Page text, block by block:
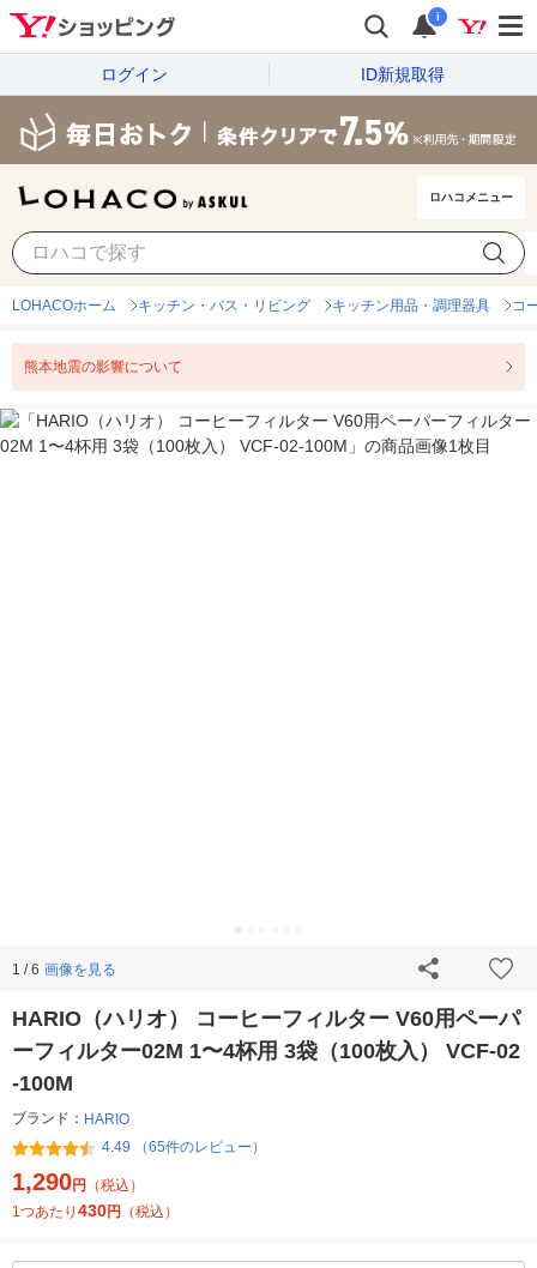
i
ログイン ID新規取得
ロハコメニュー
LOHACOホーム キッチン・バス・リビング キッチン用品・調理器具 コ
熊本地震の影響について
1 / 6 画像を見る
HARIO（ハリオ） コーヒーフィルター V60用ペーパ
ーフィルター02M 1〜4杯用 3袋（100枚入） VCF-02
-100M
ブランド： HARIO
4.49 （65件のレビュー）
1,290円
（税込）
1つあたり 430円 （税込）